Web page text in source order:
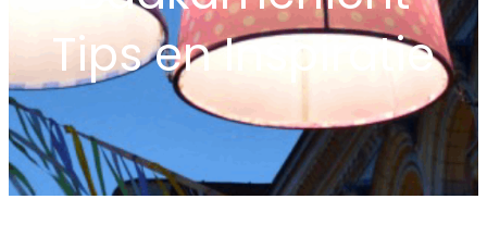
Tips en Inspiratie